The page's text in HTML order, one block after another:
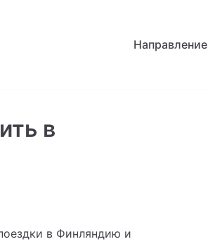
Направление
в
в Финляндию и